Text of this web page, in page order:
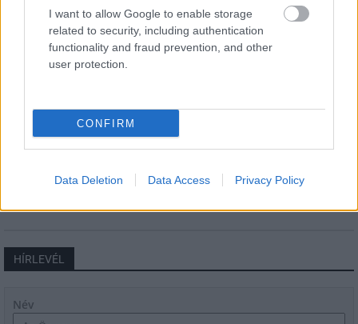
I want to allow Google to enable storage
related to security, including authentication
functionality and fraud prevention, and other
user protection.
CONFIRM
Data Deletion Data Access Privacy Policy
Látlelet a hazai víziközművekről?
Egyetlen, fél évszázados vezetéken
Épített öröksége megújításával is készül
Mohács a csata ötszázadik
HÍRLEVÉL
Név